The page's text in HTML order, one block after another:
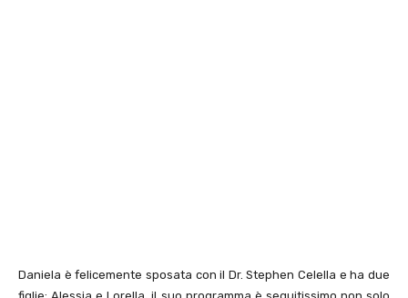
Daniela è felicemente sposata con il Dr. Stephen Celella e ha due